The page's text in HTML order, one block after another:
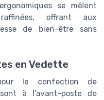
se mêlent
offrant aux
de bien-être sans
en Vedette
la confection de
à l'avant-poste de